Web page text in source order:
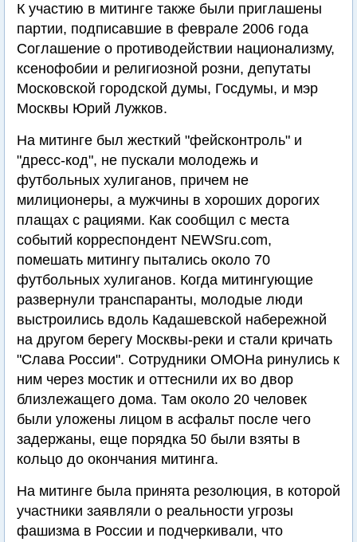
К участию в митинге также были приглашены
партии, подписавшие в феврале 2006 года
Соглашение о противодействии национализму,
ксенофобии и религиозной розни, депутаты
Московской городской думы, Госдумы, и мэр
Москвы Юрий Лужков.
На митинге был жесткий "фейсконтроль" и
"дресс-код", не пускали молодежь и
футбольных хулиганов, причем не
милиционеры, а мужчины в хороших дорогих
плащах с рациями. Как сообщил с места
событий корреспондент NEWSru.com,
помешать митингу пытались около 70
футбольных хулиганов. Когда митингующие
развернули транспаранты, молодые люди
выстроились вдоль Кадашевской набережной
на другом берегу Москвы-реки и стали кричать
"Слава России". Сотрудники ОМОНа ринулись к
ним через мостик и оттеснили их во двор
близлежащего дома. Там около 20 человек
были уложены лицом в асфальт после чего
задержаны, еще порядка 50 были взяты в
кольцо до окончания митинга.
На митинге была принята резолюция, в которой
участники заявляли о реальности угрозы
фашизма в России и подчеркивали, что